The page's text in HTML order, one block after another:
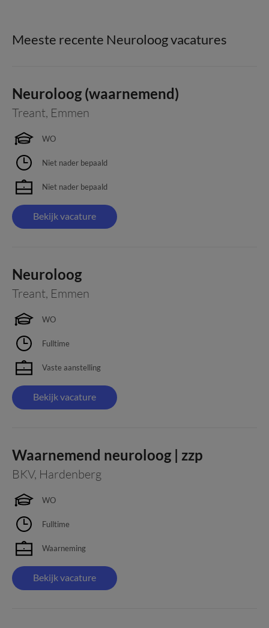
Meeste recente Neuroloog vacatures
Neuroloog (waarnemend)
Treant, Emmen
WO
Niet nader bepaald
Niet nader bepaald
Bekijk vacature
Neuroloog
Treant, Emmen
WO
Fulltime
Vaste aanstelling
Bekijk vacature
Waarnemend neuroloog | zzp
BKV, Hardenberg
WO
Fulltime
Waarneming
Bekijk vacature